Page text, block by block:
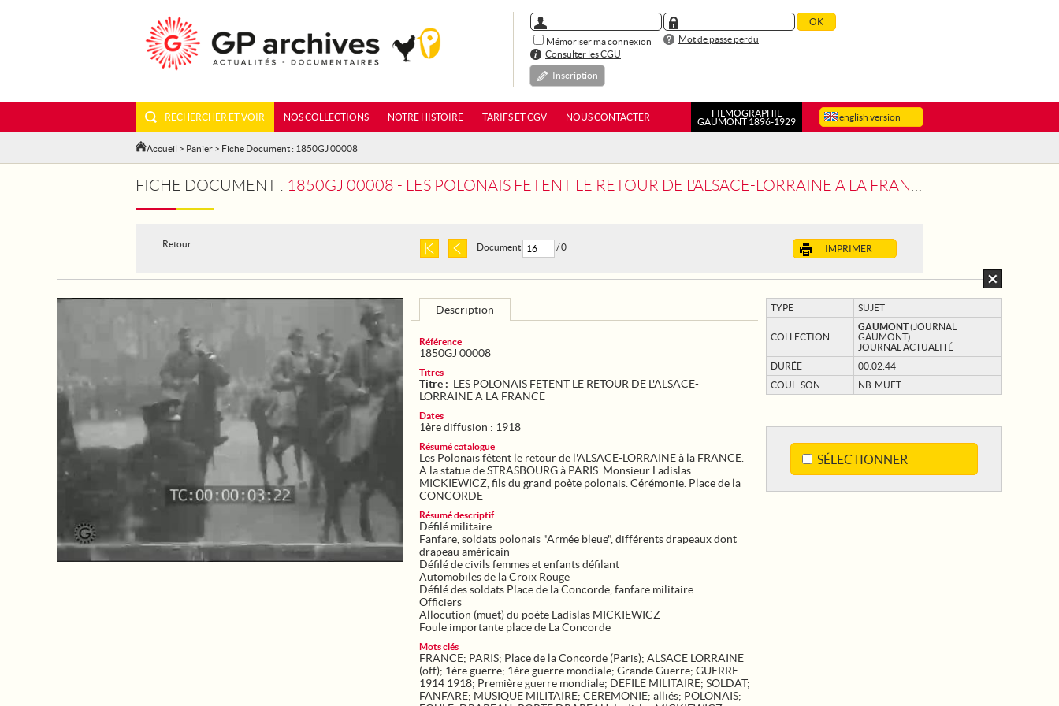
Mémoriser ma connexion
Mot de passe perdu
Consulter les CGU
Inscription
english version
RECHERCHER ET VOIR NOS COLLECTIONS NOTRE HISTOIRE TARIFS ET CGV NOUS CONTACTER
FILMOGRAPHIE
GAUMONT 1896-1929
Accueil > Panier > Fiche Document : 1850GJ 00008
FICHE DOCUMENT : 1850GJ 00008 - LES POLONAIS FETENT LE RETOUR DE L'ALSACE-LORRAINE A LA FRANCE
Retour IMPRIMER
Document / 0
TYPE SUJET
COLLECTION
GAUMONT(JOURNAL
GAUMONT)
JOURNAL ACTUALITÉ
DURÉE
00:02:44
COUL. SON
NB MUET
SÉLECTIONNER
Description
Référence
1850GJ 00008
Titres
Titre : LES POLONAIS FETENT LE RETOUR DE L'ALSACE-
LORRAINE A LA FRANCE
Dates
1ère diffusion : 1918
Résumé catalogue
Les Polonais fêtent le retour de l'ALSACE-LORRAINE à la FRANCE.
A la statue de STRASBOURG à PARIS. Monsieur Ladislas
MICKIEWICZ, fils du grand poète polonais. Cérémonie. Place de la
CONCORDE
Résumé descriptif
Défilé militaire
Fanfare, soldats polonais "Armée bleue", différents drapeaux dont
drapeau américain
Défilé de civils femmes et enfants défilant
Automobiles de la Croix Rouge
Défilé des soldats Place de la Concorde, fanfare militaire
Officiers
Allocution (muet) du poète Ladislas MICKIEWICZ
Mots clés
FRANCE; PARIS; Place de la Concorde (Paris); ALSACE LORRAINE
(off); 1ère guerre; 1ère guerre mondiale; Grande Guerre; GUERRE
1914 1918; Première guerre mondiale; DEFILE MILITAIRE; SOLDAT;
FANFARE; MUSIQUE MILITAIRE; CEREMONIE; alliés; POLONAIS;